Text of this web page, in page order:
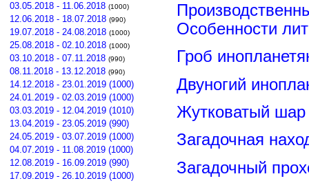
03.05.2018 - 11.06.2018 (1000)
12.06.2018 - 18.07.2018 (990)
19.07.2018 - 24.08.2018 (1000)
25.08.2018 - 02.10.2018 (1000)
03.10.2018 - 07.11.2018 (990)
08.11.2018 - 13.12.2018 (990)
14.12.2018 - 23.01.2019 (1000)
24.01.2019 - 02.03.2019 (1000)
03.03.2019 - 12.04.2019 (1010)
13.04.2019 - 23.05.2019 (990)
24.05.2019 - 03.07.2019 (1000)
04.07.2019 - 11.08.2019 (1000)
12.08.2019 - 16.09.2019 (990)
17.09.2019 - 26.10.2019 (1000)
Особенности
Гроб
Двуногий
Жутковатый шар
Загадочная
Загадочный